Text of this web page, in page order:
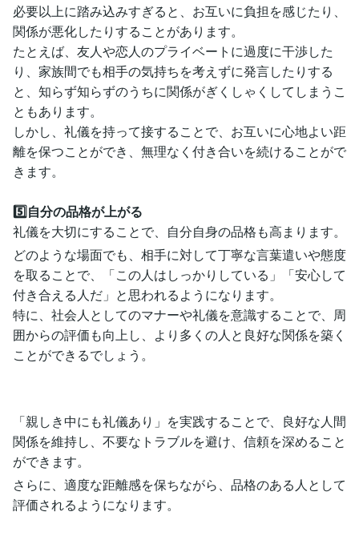
必要以上に踏み込みすぎると、お互いに負担を感じたり、
関係が悪化したりすることがあります。
たとえば、友人や恋人のプライベートに過度に干渉した
り、家族間でも相手の気持ちを考えずに発言したりする
と、知らず知らずのうちに関係がぎくしゃくしてしまうこ
ともあります。
しかし、礼儀を持って接することで、お互いに心地よい距
離を保つことができ、無理なく付き合いを続けることがで
きます。
5️⃣自分の品格が上がる
礼儀を大切にすることで、自分自身の品格も高まります。
どのような場面でも、相手に対して丁寧な言葉遣いや態度
を取ることで、「この人はしっかりしている」「安心して
付き合える人だ」と思われるようになります。
特に、社会人としてのマナーや礼儀を意識することで、周
囲からの評価も向上し、より多くの人と良好な関係を築く
ことができるでしょう。
「親しき中にも礼儀あり」を実践することで、良好な人間
関係を維持し、不要なトラブルを避け、信頼を深めること
ができます。
さらに、適度な距離感を保ちながら、品格のある人として
評価されるようになります。